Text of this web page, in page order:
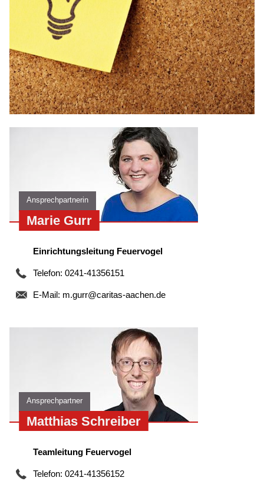
Ansprechpartnerin
Marie Gurr
Einrichtungsleitung Feuervogel
Telefon: 0241-41356151
E-Mail: m.gurr@caritas-aachen.de
Ansprechpartner
Matthias Schreiber
Teamleitung Feuervogel
Telefon: 0241-41356152